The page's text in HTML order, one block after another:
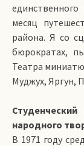
месяц
района. Я со
бюрократах,
Театра
Муджух, Яргун,
народного
В 1971 году